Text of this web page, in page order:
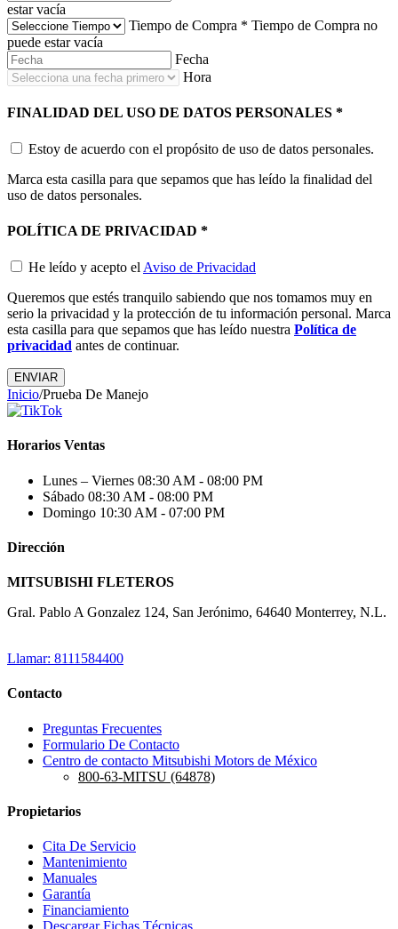
estar vacía
Tiempo de Compra * Tiempo de Compra no
puede estar vacía
Fecha
Hora
FINALIDAD DEL USO DE DATOS PERSONALES *
Estoy de acuerdo con el propósito de uso de datos personales.
Marca esta casilla para que sepamos que has leído la finalidad del
uso de datos personales.
POLÍTICA DE PRIVACIDAD *
He leído y acepto el Aviso de Privacidad
Queremos que estés tranquilo sabiendo que nos tomamos muy en
serio la privacidad y la protección de tu información personal. Marca
esta casilla para que sepamos que has leído nuestra Política de
privacidad antes de continuar.
ENVIAR
Inicio/Prueba De Manejo
Horarios Ventas
Lunes – Viernes 08:30 AM - 08:00 PM
Sábado 08:30 AM - 08:00 PM
Domingo 10:30 AM - 07:00 PM
Dirección
MITSUBISHI FLETEROS
Gral. Pablo A Gonzalez 124, San Jerónimo, 64640 Monterrey, N.L.
Llamar: 8111584400
Contacto
Preguntas Frecuentes
Formulario De Contacto
Centro de contacto Mitsubishi Motors de México
800-63-MITSU (64878)
Propietarios
Cita De Servicio
Mantenimiento
Manuales
Garantía
Financiamiento